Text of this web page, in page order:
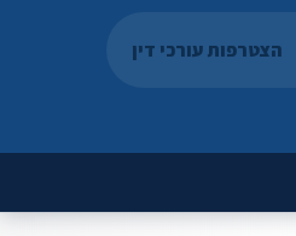
הצטרפות עורכי דין